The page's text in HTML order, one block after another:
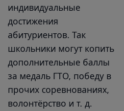
индивидуальные
достижения
абитуриентов. Так
школьники могут копить
дополнительные баллы
за медаль ГТО, победу в
прочих соревнованиях,
волонтёрство и т. д.